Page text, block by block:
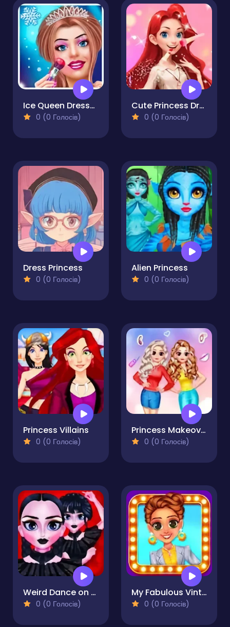
Ice Queen Dress-Up & Girl Game
0 (0 Голосів)
Cute Princess Dress Up
0 (0 Голосів)
Dress Princess
0 (0 Голосів)
Alien Princess
0 (0 Голосів)
Princess Villains
0 (0 Голосів)
Princess Makeover Salon
0 (0 Голосів)
Weird Dance on Wednesday
0 (0 Голосів)
My Fabulous Vintage Look
0 (0 Голосів)